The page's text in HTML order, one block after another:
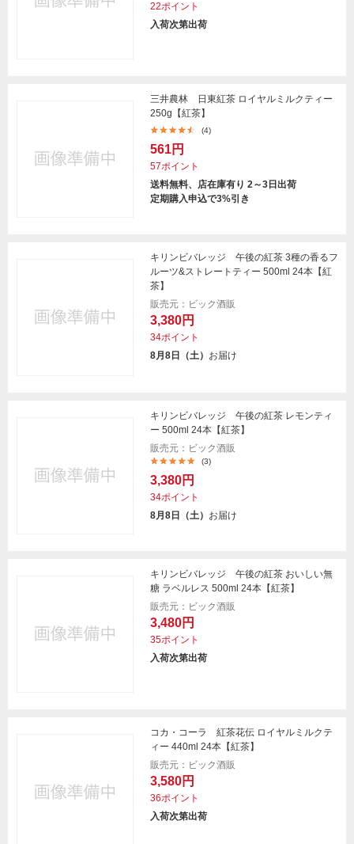
22ポイント
入荷次第出荷
三井農林 日東紅茶 ロイヤルミルクティー
250g【紅茶】
(4)
561円
57ポイント
送料無料、店在庫有り 2～3日出荷
定期購入申込で3%引き
キリンビバレッジ 午後の紅茶 3種の香るフ
ルーツ&ストレートティー 500ml 24本【紅
茶】
販売元：ビック酒販
3,380円
34ポイント
8月8日（土） お届け
キリンビバレッジ 午後の紅茶 レモンティ
ー 500ml 24本【紅茶】
販売元：ビック酒販
(3)
3,380円
34ポイント
8月8日（土） お届け
キリンビバレッジ 午後の紅茶 おいしい無
糖 ラベルレス 500ml 24本【紅茶】
販売元：ビック酒販
3,480円
35ポイント
入荷次第出荷
コカ・コーラ 紅茶花伝 ロイヤルミルクテ
ィー 440ml 24本【紅茶】
販売元：ビック酒販
3,580円
36ポイント
入荷次第出荷